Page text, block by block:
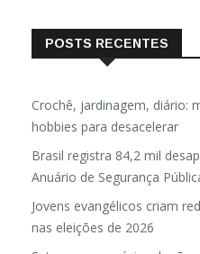
POSTS RECENTES
Crochê, jardinagem, diário:
hobbies para desacelerar
Brasil registra 84,2 mil
Anuário de Segurança
Jovens evangélicos criam
nas eleições de 2026